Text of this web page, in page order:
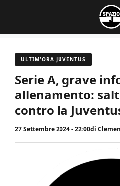
contenuto
ULTIM'ORA JUVENTUS
Serie A, grave
allenamento:
contro la
27 Settembre 2024 - 22:00di